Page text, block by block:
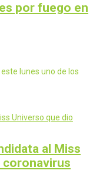
por fuego en
lunes uno de los
al Miss
coronavirus